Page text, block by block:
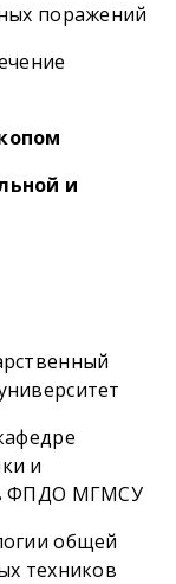
поражений
и
и
ФПДО МГМСУ
общей
техников